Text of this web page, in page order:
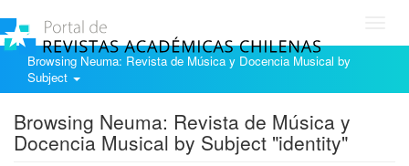
Browsing Neuma: Revista de Música y Docencia Musical by
Subject
Browsing Neuma: Revista de Música y
Docencia Musical by Subject "identity"